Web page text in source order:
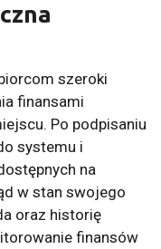
szeroki
finansami
Po podpisaniu
systemu i
na
w stan swojego
oraz historię
finansów